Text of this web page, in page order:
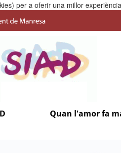
per a oferir una millor
Quan l'amor fa